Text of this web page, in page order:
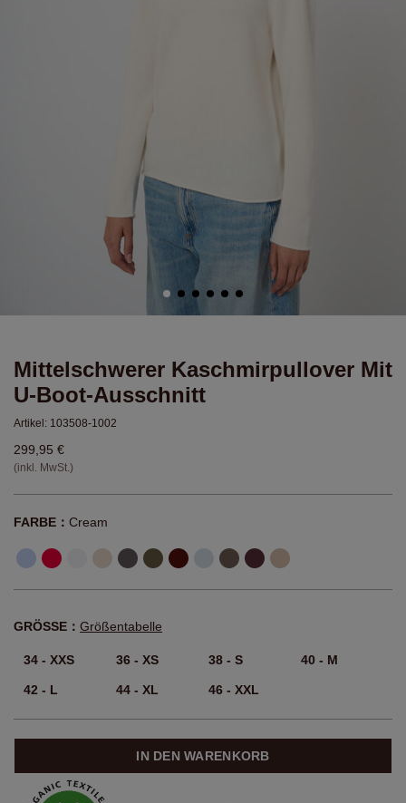
Mittelschwerer Kaschmirpullover Mit
U-Boot-Ausschnitt
Artikel: 103508-1002
299,95 €
(inkl. MwSt.)
FARBE： Cream
GRÖSSE： Größentabelle
34 - XXS 36 - XS 38 - S 40 - M
42 - L 44 - XL 46 - XXL
IN DEN WARENKORB